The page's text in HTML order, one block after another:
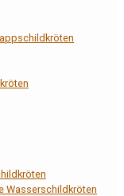
Wasserschildkröten